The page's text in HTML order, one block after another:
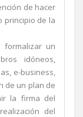
de hacer
principio de la
formalizar un
idóneos,
e-business,
de un plan de
la firma del
del